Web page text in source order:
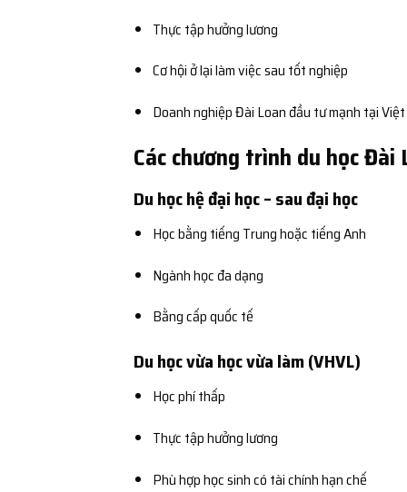
Thực tập hưởng lương
Cơ hội ở lại làm việc sau tốt nghiệp
Doanh nghiệp Đài Loan đầu tư mạnh tại
Các chương trình du học Đài
Du học hệ đại học – sau đại học
Học bằng tiếng Trung hoặc tiếng Anh
Ngành học đa dạng
Bằng cấp quốc tế
Du học vừa học vừa làm (VHVL)
Học phí thấp
Thực tập hưởng lương
Phù hợp học sinh có tài chính hạn chế